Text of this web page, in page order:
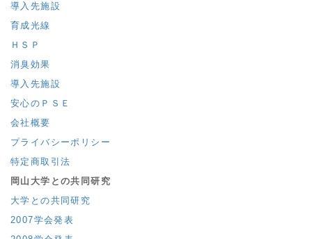
導入先施設
育成光線
ＨＳＰ
消臭効果
導入先施設
安心のＰＳＥ
会社概要
プライバシーポリシー
特定商取引法
岡山大学との共同研究
大学との共同研究
2007学会発表